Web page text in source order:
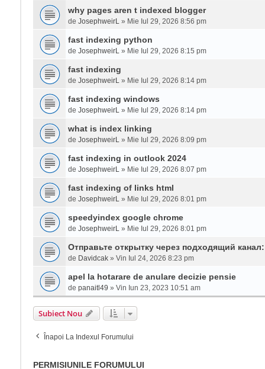
why pages aren t indexed blogger
de JosephweirL» Mie Iul 29, 2026 8:56 pm
fast indexing python
de JosephweirL» Mie Iul 29, 2026 8:15 pm
fast indexing
de JosephweirL» Mie Iul 29, 2026 8:14 pm
fast indexing windows
de JosephweirL» Mie Iul 29, 2026 8:14 pm
what is index linking
de JosephweirL» Mie Iul 29, 2026 8:09 pm
fast indexing in outlook 2024
de JosephweirL» Mie Iul 29, 2026 8:07 pm
fast indexing of links html
de JosephweirL» Mie Iul 29, 2026 8:01 pm
speedyindex google chrome
de JosephweirL» Mie Iul 29, 2026 8:01 pm
Отправьте открытку через подходящий
de Davidcak» Vin Iul 24, 2026 8:23 pm
apel la hotarare de anulare decizie pensie
de panaitl49 » Vin Iun 23, 2023 10:51 am
Subiect Nou
Înapoi La Indexul Forumului
PERMISIUNILE FORUMULUI